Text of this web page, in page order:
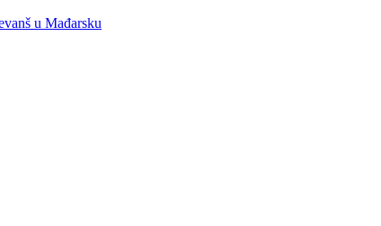
u Mađarsku